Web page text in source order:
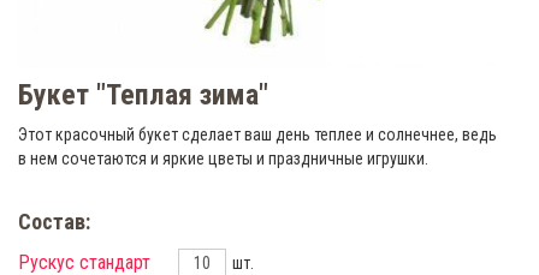
Букет "Теплая зима"
Этот красочный букет сделает ваш день теплее и солнечнее, ведь
в нем сочетаются и яркие цветы и праздничные игрушки.
Состав:
Рускус стандарт шт.